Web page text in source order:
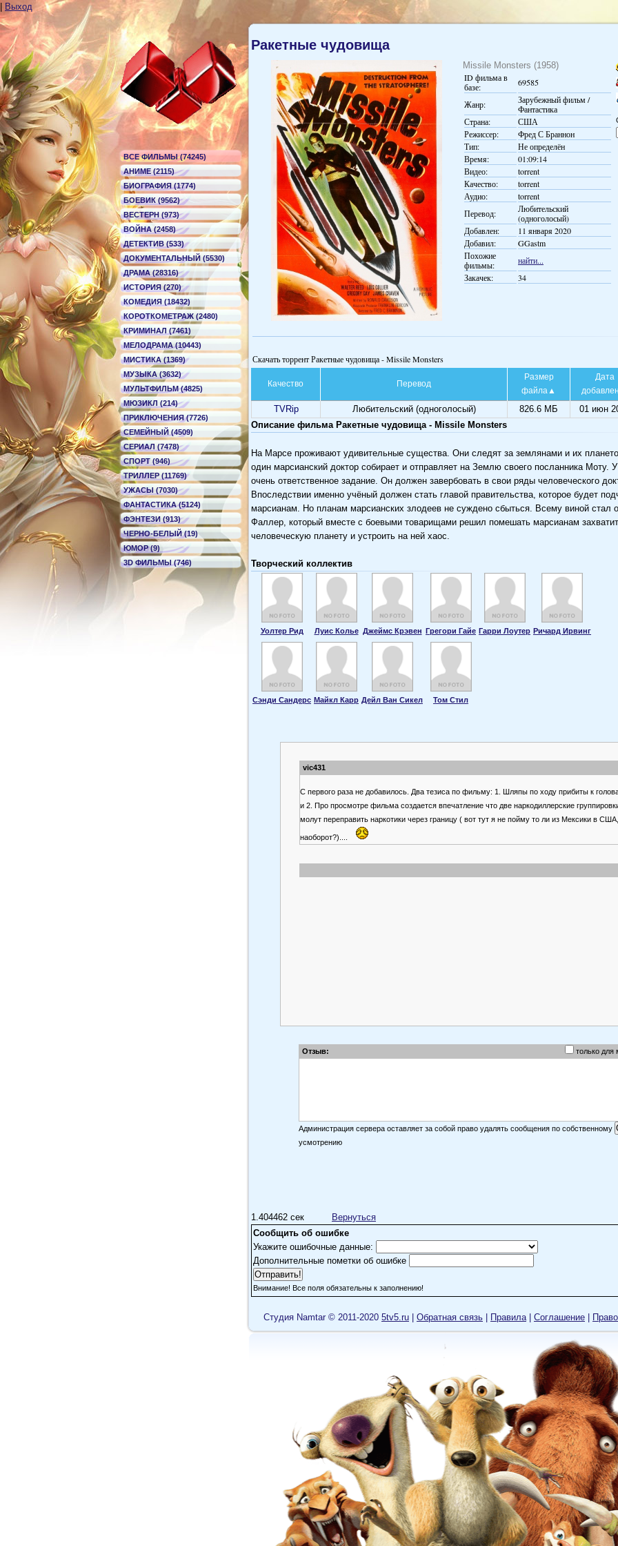
Выход
ВСЕ ФИЛЬМЫ (74245)
АНИМЕ (2115)
БИОГРАФИЯ (1774)
БОЕВИК (9562)
ВЕСТЕРН (973)
ВОЙНА (2458)
ДЕТЕКТИВ (533)
ДОКУМЕНТАЛЬНЫЙ (5530)
ДРАМА (28316)
ИСТОРИЯ (270)
КОМЕДИЯ (18432)
КОРОТКОМЕТРАЖ (2480)
КРИМИНАЛ (7461)
МЕЛОДРАМА (10443)
МИСТИКА (1369)
МУЗЫКА (3632)
МУЛЬТФИЛЬМ (4825)
МЮЗИКЛ (214)
ПРИКЛЮЧЕНИЯ (7726)
СЕМЕЙНЫЙ (4509)
СЕРИАЛ (7478)
СПОРТ (946)
ТРИЛЛЕР (11769)
УЖАСЫ (7030)
ФАНТАСТИКА (5124)
ФЭНТЕЗИ (913)
ЧЕРНО-БЕЛЫЙ (19)
ЮМОР (9)
3D ФИЛЬМЫ (746)
Ракетные чудовища
Missile Monsters (1958)
ID фильма в
базе:
69585
Жанр:
Зарубежный фильм /
Фантастика
Страна:
США
Режиссер:
Фред С Браннон
Тип:
Не определён
Время:
01:09:14
Видео:
torrent
Качество:
torrent
Аудио:
torrent
Перевод:
Любительский
(одноголосый)
Добавлен:
11 января 2020
Добавил:
GGastm
Похожие
фильмы:
найти...
Закачек:
34
Скачать торрент Ракетные чудовища - Missile Monsters
Качество Перевод
Размер
файла
Дата
TVRip Любительский (одноголосый) 826.6 МБ 01 июн
Описание фильма Ракетные чудовища - Missile Monsters
На Марсе проживают удивительные существа. Они следят за землянами и их
один марсианский доктор собирает и отправляет на Землю своего посланника Моту.
очень ответственное задание. Он должен завербовать в свои ряды человеческого
Впоследствии именно учёный должен стать главой правительства, которое будет
марсианам. Но планам марсианских злодеев не суждено сбыться. Всему виной стал
Фаллер, который вместе с боевыми товарищами решил помешать марсианам
человеческую планету и устроить на ней хаос.
Творческий коллектив
Уолтер Рид Луис Колье Джеймс Крэвен Грегори Гайе Гарри Лоутер Ричард Ирвинг
Сэнди Сандерс Майкл Карр Дейл Ван Сикел Том Стил
vic431
С первого раза не добавилось. Два тезиса по фильму: 1. Шляпы по ходу прибиты к
и 2. Про просмотре фильма создается впечатление что две наркодиллерские
молут переправить наркотики через границу ( вот тут я не пойму то ли из Мексики в
наоборот?)....
Отзыв: только для
Администрация сервера оставляет за собой право удалять сообщения по собственному
усмотрению
1.404462 сек
Вернуться
Сообщить об ошибке
Укажите ошибочные данные:
Дополнительные пометки об ошибке
Внимание! Все поля обязательны к заполнению!
Cтудия Namtar © 2011-2020 5tv5.ru Обратная связь Правила| Cоглашение